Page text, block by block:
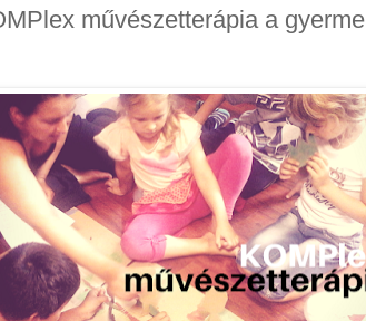
művészetterápia a